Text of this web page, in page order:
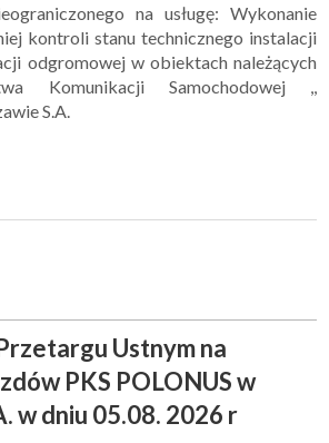
na usługę: Wykonanie
kontroli stanu technicznego instalacji
odgromowej w obiektach należących
Komunikacji Samochodowej ,,
S.A.
Ustnym na
PKS POLONUS w
w dniu 05.08. 2026 r